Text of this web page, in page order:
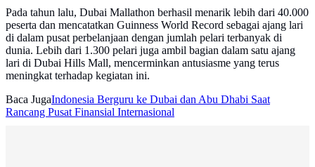
Pada tahun lalu, Dubai Mallathon berhasil menarik lebih dari 40.000
peserta dan mencatatkan Guinness World Record sebagai ajang lari
di dalam pusat perbelanjaan dengan jumlah pelari terbanyak di
dunia. Lebih dari 1.300 pelari juga ambil bagian dalam satu ajang
lari di Dubai Hills Mall, mencerminkan antusiasme yang terus
meningkat terhadap kegiatan ini.
Baca JugaIndonesia Berguru ke Dubai dan Abu Dhabi Saat
Rancang Pusat Finansial Internasional